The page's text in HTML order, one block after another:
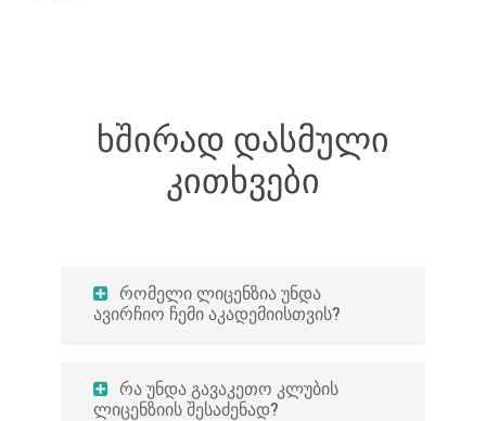
ხშირად დასმული
კითხვები
რომელი ლიცენზია უნდა
ავირჩიო ჩემი აკადემიისთვის?
რა უნდა გავაკეთო კლუბის
ლიცენზიის შესაძენად?